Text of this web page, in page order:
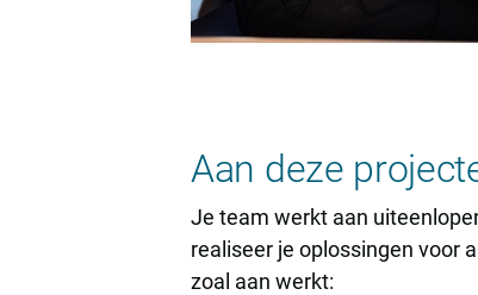
Aan deze
Je team werkt aan
realiseer je oplossingen voor
zoal aan werkt: